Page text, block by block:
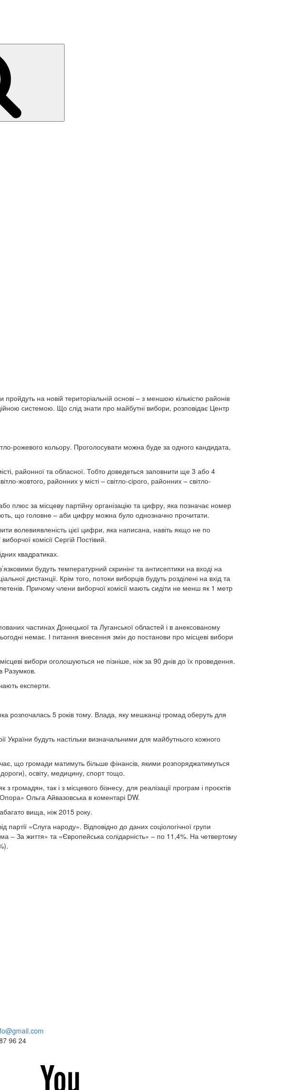
на новій територіальній основі – з меншою кількістю районів
системою. Що слід знати про майбутні вибори, розповідає Центр
рожевого кольору. Проголосувати можна буде за одного кандидата,
районної та обласної. Тобто доведеться заповнити ще 3 або 4
жовтого, районних у місті – світло-сірого, районних – світло-
плюс за місцеву партійну організацію та цифру, яка позначає номер
що головне – аби цифру можна було однозначно прочитати.
волевиявленість цієї цифри, яка написана, навіть якщо не по
комісії Сергій Постівий.
квадратиках.
будуть температурний скринінг та антисептики на вході на
дистанції. Крім того, потоки виборців будуть розділені на вхід та
Причому члени виборчої комісії мають сидіти не менш як 1 метр
частинах Донецької та Луганської областей і в анексованому
немає. І питання внесення змін до постанови про місцеві вибори
вибори оголошуються не пізніше, ніж за 90 днів до їх проведення.
Разумков.
експерти.
розпочалась 5 років тому. Влада, яку мешканці громад оберуть для
України будуть настільки визначальними для майбутнього кожного
що громади матимуть більше фінансів, якими розпоряджатимуться
освіту, медицину, спорт тощо.
так і з місцевого бізнесу, для реалізації програм і проєктів
Ольга Айвазовська в коментарі DW.
вища, ніж 2015 року.
«Слуга народу». Відповідно до даних соціологічної групи
– За життя» та «Європейська солідарність» – по 11,4%. На четвертому
96 24